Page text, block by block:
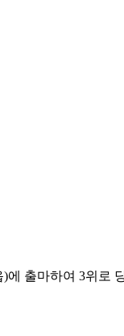
에 출마하여 3위